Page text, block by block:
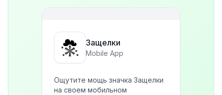
Защелки
Mobile App
Ощутите мощь значка Защелки
на своем мобильном